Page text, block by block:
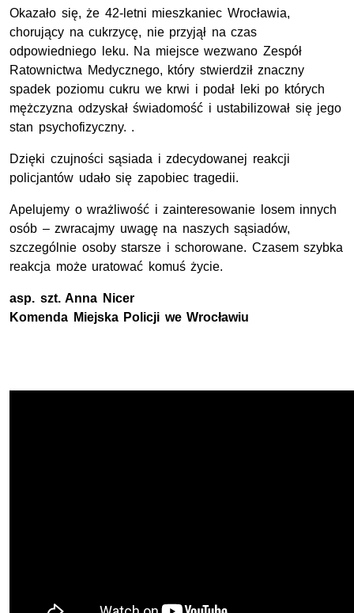
Okazało się, że 42-letni mieszkaniec Wrocławia,
chorujący na cukrzycę, nie przyjął na czas
odpowiedniego leku. Na miejsce wezwano Zespół
Ratownictwa Medycznego, który stwierdził znaczny
spadek poziomu cukru we krwi i podał leki po których
mężczyzna odzyskał świadomość i ustabilizował się jego
stan psychofizyczny. .
Dzięki czujności sąsiada i zdecydowanej reakcji
policjantów udało się zapobiec tragedii.
Apelujemy o wrażliwość i zainteresowanie losem innych
osób – zwracajmy uwagę na naszych sąsiadów,
szczególnie osoby starsze i schorowane. Czasem szybka
reakcja może uratować komuś życie.
asp. szt. Anna Nicer
Komenda Miejska Policji we Wrocławiu